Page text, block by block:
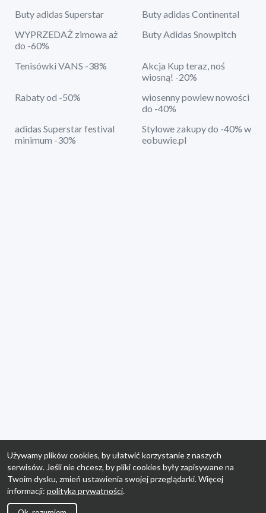
Buty adidas Superstar
Buty adidas Continental
WYPRZEDAŻ zimowa aż
do -60%
Buty Adidas Snowpitch
Tenisówki VANS -38%
Akcja Kup teraz, noś
wiosną! -20%
Rabaty od -50%
wiosenny powiew nowości
do -40%
adidas Superstar festival
minimum -30%
Stylowe zakupy do -40% w
eobuwie.pl
Używamy plików cookies, by ułatwić korzystanie z naszych
serwisów. Jeśli nie chcesz, by pliki cookies były zapisywane na
Twoim dysku, zmień ustawienia swojej przeglądarki. Więcej
informacji: polityka prywatności.